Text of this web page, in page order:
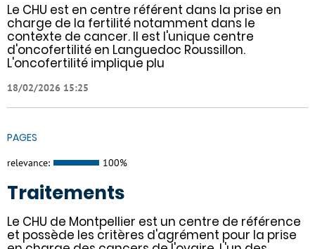
Le CHU est en centre référent dans la prise en
charge de la fertilité notamment dans le
contexte de cancer. Il est l'unique centre
d'oncofertilité en Languedoc Roussillon.
L'oncofertilité implique plu
18/02/2026 15:25
PAGES
relevance: 100%
Traitements
Le CHU de Montpellier est un centre de référence
et possède les critères d'agrément pour la prise